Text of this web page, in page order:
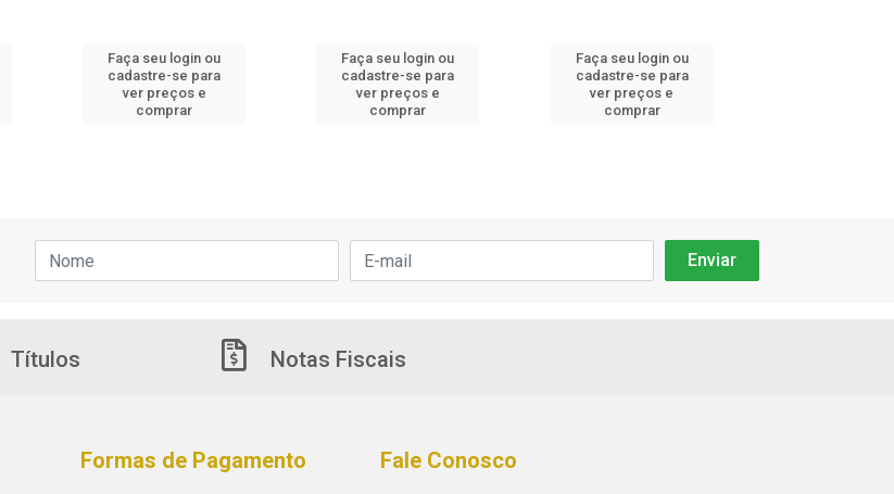
Faça seu login ou
cadastre-se para
ver preços e
comprar
Faça seu login ou
cadastre-se para
ver preços e
comprar
Faça seu login ou
cadastre-se para
ver preços e
comprar
Títulos Notas Fiscais
Formas de Pagamento Fale Conosco